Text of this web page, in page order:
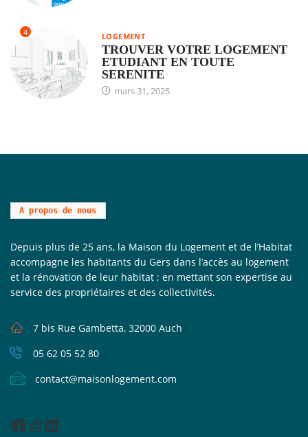
4 LOGEMENT
TROUVER VOTRE LOGEMENT
ETUDIANT EN TOUTE
SERENITE
mars 31, 2025
A propos de nous
Depuis plus de 25 ans, la Maison du Logement et de l’Habitat
accompagne les habitants du Gers dans l’accès au logement
et la rénovation de leur habitat ; en mettant son expertise au
service des propriétaires et des collectivités.
7 bis Rue Gambetta, 32000 Auch
05 62 05 52 80
contact@maisonlogement.com